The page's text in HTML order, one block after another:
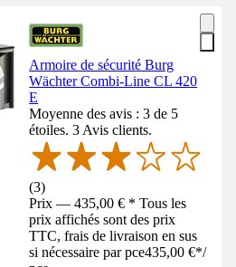
Armoire de sécurité Burg
Wächter Combi-Line CL 420
E
Moyenne des avis : 3 de 5
étoiles. 3 Avis clients.
(3)
Prix — 435,00 € * Tous les
prix affichés sont des prix
TTC, frais de livraison en sus
si nécessaire par pce435,00 €*/